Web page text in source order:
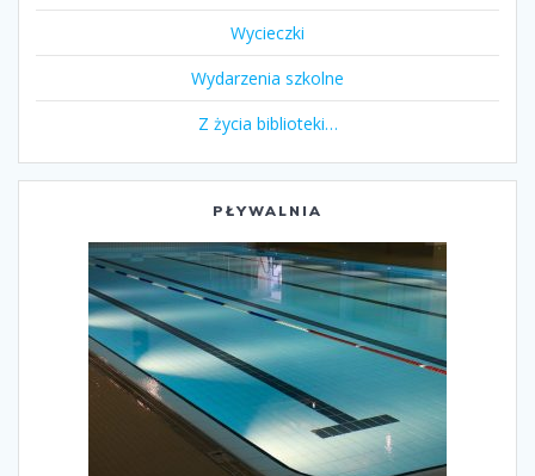
Wycieczki
Wydarzenia szkolne
Z życia biblioteki…
PŁYWALNIA